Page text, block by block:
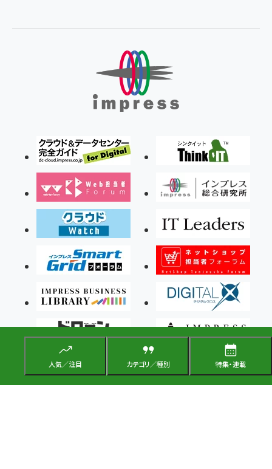
人気／注目 カテゴリ／種別 特集・連載